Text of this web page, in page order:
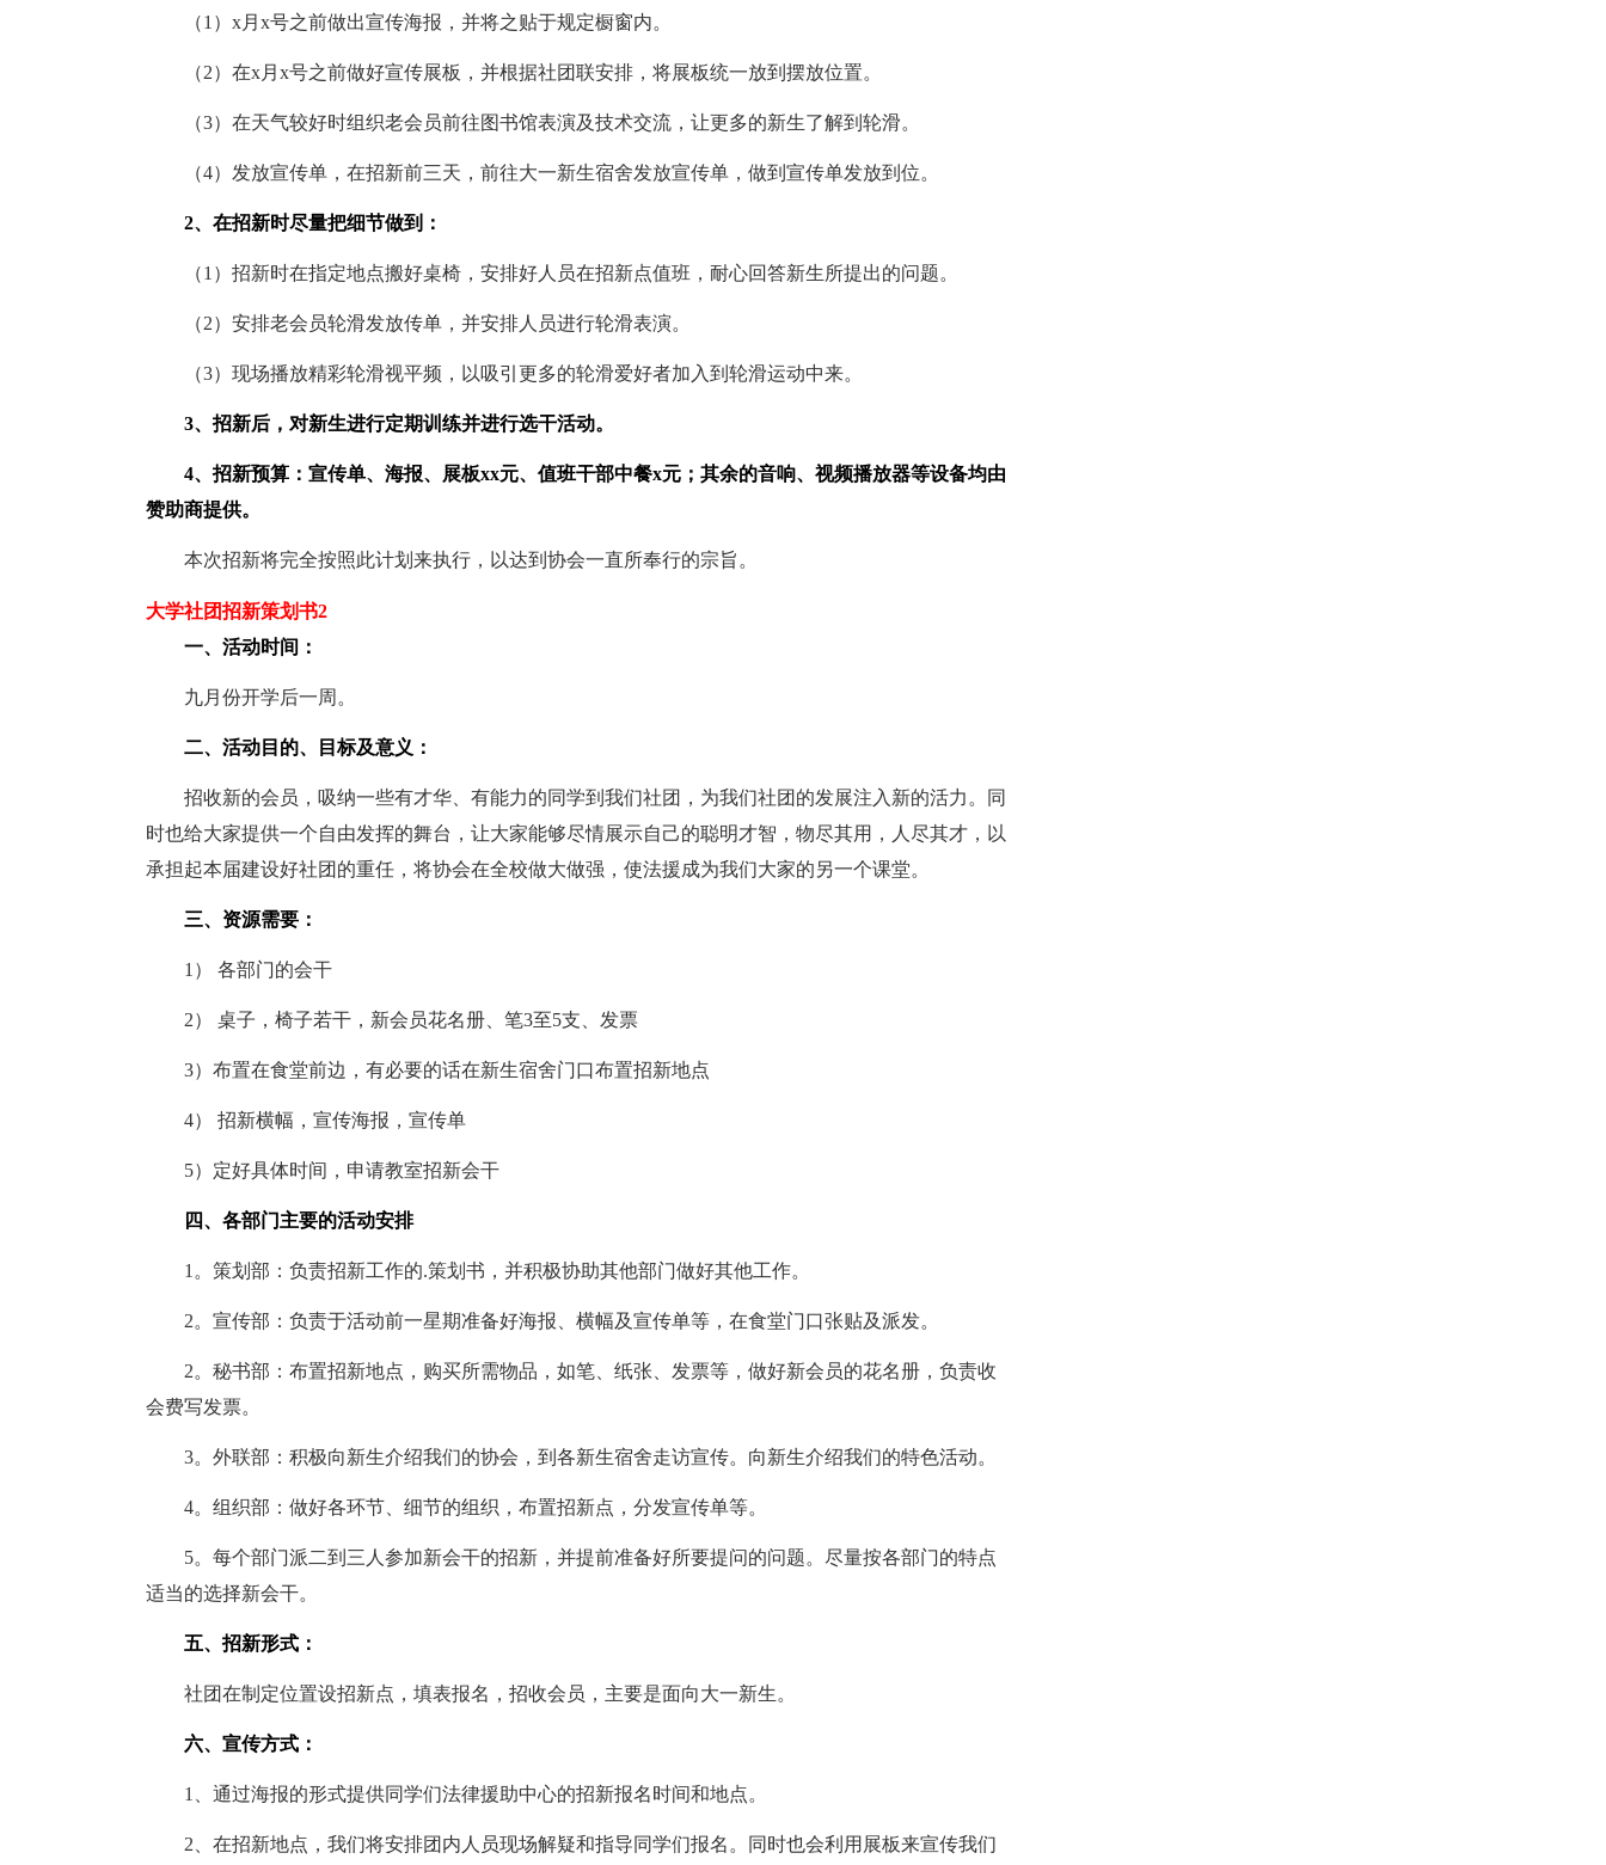
（1）x月x号之前做出宣传海报，并将之贴于规定橱窗内。
（2）在x月x号之前做好宣传展板，并根据社团联安排，将展板统一放到摆放位置。
（3）在天气较好时组织老会员前往图书馆表演及技术交流，让更多的新生了解到轮滑。
（4）发放宣传单，在招新前三天，前往大一新生宿舍发放宣传单，做到宣传单发放到位。
2、在招新时尽量把细节做到：
（1）招新时在指定地点搬好桌椅，安排好人员在招新点值班，耐心回答新生所提出的问题。
（2）安排老会员轮滑发放传单，并安排人员进行轮滑表演。
（3）现场播放精彩轮滑视平频，以吸引更多的轮滑爱好者加入到轮滑运动中来。
3、招新后，对新生进行定期训练并进行选干活动。
4、招新预算：宣传单、海报、展板xx元、值班干部中餐x元；其余的音响、视频播放器等设备均由
赞助商提供。
本次招新将完全按照此计划来执行，以达到协会一直所奉行的宗旨。
大学社团招新策划书2
一、活动时间：
九月份开学后一周。
二、活动目的、目标及意义：
招收新的会员，吸纳一些有才华、有能力的同学到我们社团，为我们社团的发展注入新的活力。同
时也给大家提供一个自由发挥的舞台，让大家能够尽情展示自己的聪明才智，物尽其用，人尽其才，以
承担起本届建设好社团的重任，将协会在全校做大做强，使法援成为我们大家的另一个课堂。
三、资源需要：
1） 各部门的会干
2） 桌子，椅子若干，新会员花名册、笔3至5支、发票
3）布置在食堂前边，有必要的话在新生宿舍门口布置招新地点
4） 招新横幅，宣传海报，宣传单
5）定好具体时间，申请教室招新会干
四、各部门主要的活动安排
1。策划部：负责招新工作的.策划书，并积极协助其他部门做好其他工作。
2。宣传部：负责于活动前一星期准备好海报、横幅及宣传单等，在食堂门口张贴及派发。
2。秘书部：布置招新地点，购买所需物品，如笔、纸张、发票等，做好新会员的花名册，负责收
会费写发票。
3。外联部：积极向新生介绍我们的协会，到各新生宿舍走访宣传。向新生介绍我们的特色活动。
4。组织部：做好各环节、细节的组织，布置招新点，分发宣传单等。
5。每个部门派二到三人参加新会干的招新，并提前准备好所要提问的问题。尽量按各部门的特点
适当的选择新会干。
五、招新形式：
社团在制定位置设招新点，填表报名，招收会员，主要是面向大一新生。
六、宣传方式：
1、通过海报的形式提供同学们法律援助中心的招新报名时间和地点。
2、在招新地点，我们将安排团内人员现场解疑和指导同学们报名。同时也会利用展板来宣传我们